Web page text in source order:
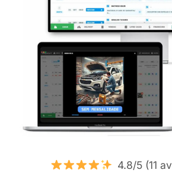
4.8/5 (11